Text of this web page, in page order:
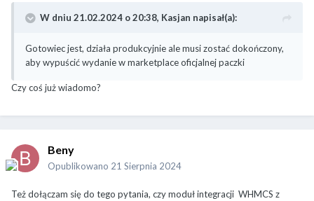
W dniu 21.02.2024 o 20:38, Kasjan napisał(a):
Gotowiec jest, działa produkcyjnie ale musi zostać dokończony,
aby wypuścić wydanie w marketplace oficjalnej paczki
Czy coś już wiadomo?
Beny
Opublikowano 21 Sierpnia 2024
Też dołączam się do tego pytania, czy moduł integracji WHMCS z